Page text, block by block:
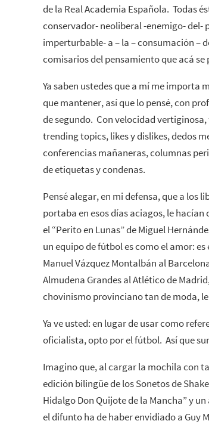
de la Real Academia Española. Todas
conservador- neoliberal -enemigo- del-
imperturbable- a – la – consumación –
comisarios del pensamiento que acá se
Ya saben ustedes que a mí me importa
que mantener, así que lo pensé, con
de segundo. Con velocidad
trending topics, likes y dislikes, dedos
conferencias mañaneras, columnas
de etiquetas y condenas.
Pensé alegar, en mi defensa, que a los
portaba en esos días aciagos, le
el “Perito en Lunas” de Miguel
un equipo de fútbol es como el amor:
Manuel Vázquez Montalbán al
Almudena Grandes al Atlético de
chovinismo provinciano tan de moda,
Ya ve usted: en lugar de usar como
oficialista, opto por el fútbol. Así que
Imagino que, al cargar la mochila con
edición bilingüe de los Sonetos de
Hidalgo Don Quijote de la Mancha” y
el difunto ha de haber envidiado a